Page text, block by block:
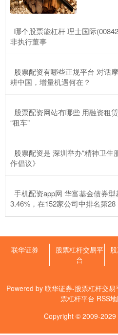
哪个股票能杠杆 理士国际
非执行董事
股票配资有哪些正规平台 对话
耕中国，增量机遇何在？
股票配资网站有哪些 用融资租
“租车”
股票配资是 深圳举办“精神卫生
作倡议》
手机配资app网 华富基金债券
3.46%，在152家公司中排名第28
联华证券
股票杠杆交易平
台
Powered by 联华证券-股票杠杆交
票杠杆平台 RSS
Copyright © 2009-2029